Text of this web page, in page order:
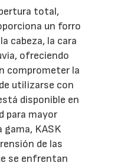
total,
un forro
cabeza, la cara
ofreciendo
comprometer la
utilizarse con
disponible en
para mayor
gama, KASK
de las
se enfrentan